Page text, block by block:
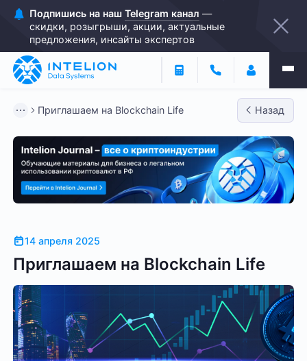
Подпишись на наш Telegram канал —
скидки, розыгрыши, акции, актуальные
предложения, инсайты экспертов
Приглашаем на Blockchain Life Назад
14 апреля 2025
Приглашаем на Blockchain Life